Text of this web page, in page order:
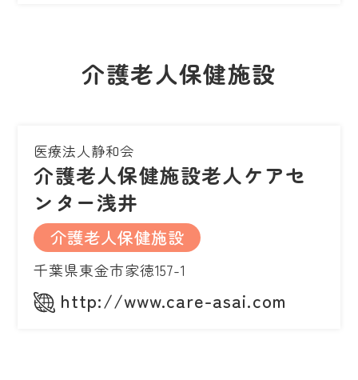
介護老人保健施設
医療法人静和会
介護老人保健施設老人ケアセ
ンター浅井
介護老人保健施設
千葉県東金市家徳157-1
http://www.care-asai.com